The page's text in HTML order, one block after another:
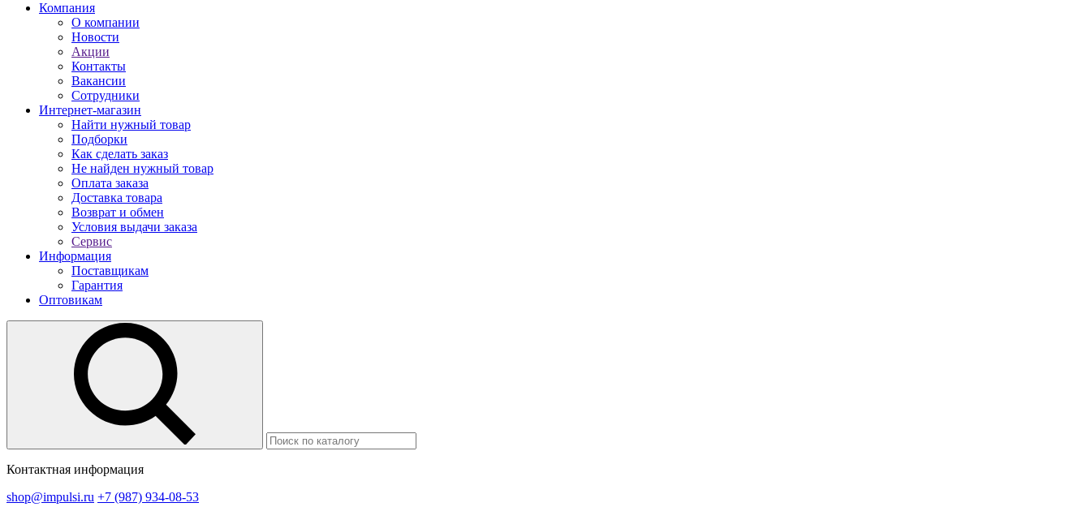
Компания
О компании
Новости
Акции
Контакты
Вакансии
Сотрудники
Интернет-магазин
Найти нужный товар
Подборки
Как сделать заказ
Не найден нужный товар
Оплата заказа
Доставка товара
Возврат и обмен
Условия выдачи заказа
Сервис
Информация
Поставщикам
Гарантия
Оптовикам
Контактная информация
shop@impulsi.ru +7 (987) 934-08-53